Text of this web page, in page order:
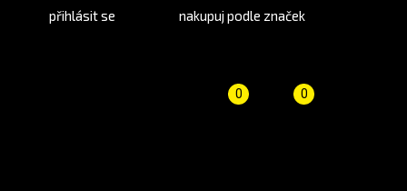
přihlásit se nakupuj podle značek
Košík 0
(prázdný)
Porovnání
0